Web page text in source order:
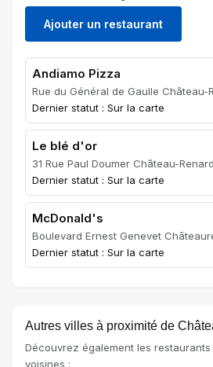
Ajouter un restaurant
Andiamo Pizza
Rue du Général de Gaulle Château-
Dernier statut : Sur la carte
Le blé d'or
31 Rue Paul Doumer Château-Renard
Dernier statut : Sur la carte
McDonald's
Boulevard Ernest Genevet
Dernier statut : Sur la carte
Autres villes à proximité de
Découvrez également les
voisines :